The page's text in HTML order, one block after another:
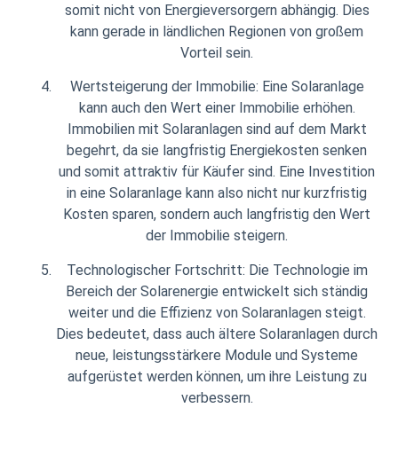
somit nicht von Energieversorgern abhängig. Dies
kann gerade in ländlichen Regionen von großem
Vorteil sein.
Wertsteigerung der Immobilie: Eine Solaranlage
kann auch den Wert einer Immobilie erhöhen.
Immobilien mit Solaranlagen sind auf dem Markt
begehrt, da sie langfristig Energiekosten senken
und somit attraktiv für Käufer sind. Eine Investition
in eine Solaranlage kann also nicht nur kurzfristig
Kosten sparen, sondern auch langfristig den Wert
der Immobilie steigern.
Technologischer Fortschritt: Die Technologie im
Bereich der Solarenergie entwickelt sich ständig
weiter und die Effizienz von Solaranlagen steigt.
Dies bedeutet, dass auch ältere Solaranlagen durch
neue, leistungsstärkere Module und Systeme
aufgerüstet werden können, um ihre Leistung zu
verbessern.